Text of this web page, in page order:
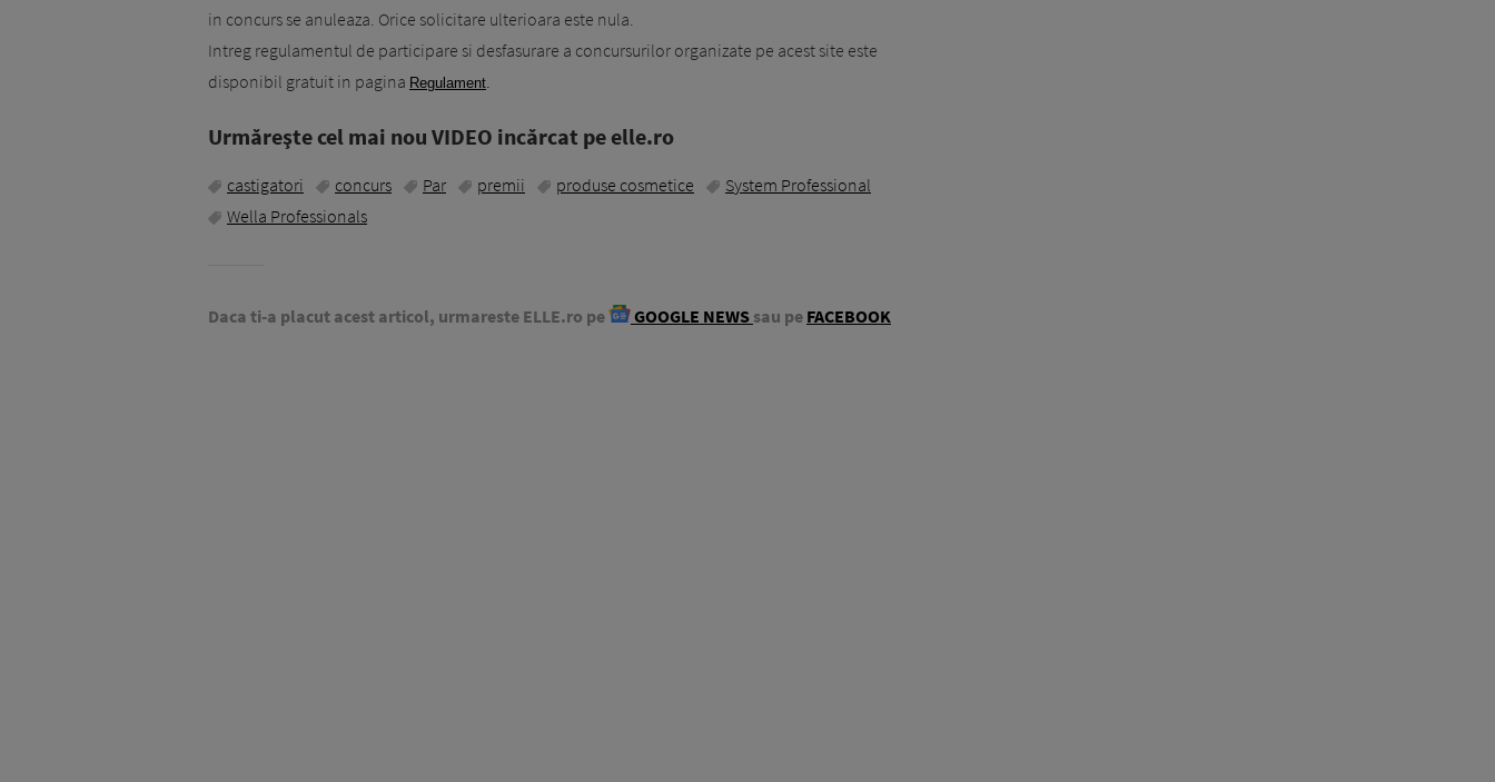
in concurs se anuleaza. Orice solicitare ulterioara este nula.
Intreg regulamentul de participare si desfasurare a concursurilor organizate pe acest site este
disponibil gratuit in pagina Regulament.
Urmăreşte cel mai nou VIDEO incărcat pe elle.ro
castigatori concurs Par premii produse cosmetice
System Professional
Wella Professionals
Daca ti-a placut acest articol, urmareste ELLE.ro pe GOOGLE NEWS sau pe FACEBOOK